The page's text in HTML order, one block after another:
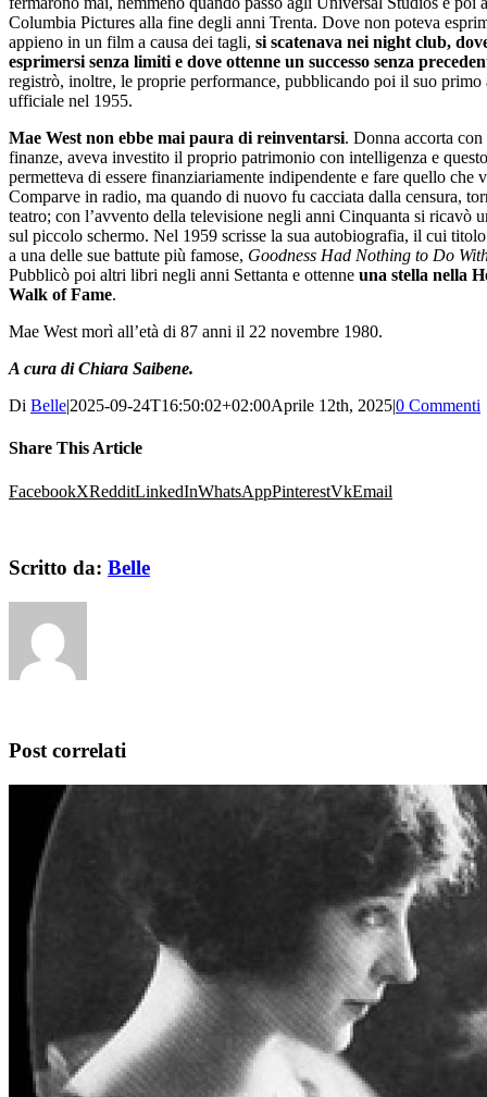
Columbia Pictures alla fine degli anni Trenta. Dove non poteva
appieno in un film a causa dei tagli, si scatenava nei night club,
esprimersi senza limiti e dove ottenne un successo senza
registrò, inoltre, le proprie performance, pubblicando poi il suo primo
ufficiale nel 1955.
Mae West non ebbe mai paura di reinventarsi. Donna accorta
finanze, aveva investito il proprio patrimonio con intelligenza e
permetteva di essere finanziariamente indipendente e fare quello che
Comparve in radio, ma quando di nuovo fu cacciata dalla censura,
teatro; con l’avvento della televisione negli anni Cinquanta si ricavò
sul piccolo schermo. Nel 1959 scrisse la sua autobiografia, il cui
a una delle sue battute più famose, Goodness Had Nothing to Do
Pubblicò poi altri libri negli anni Settanta e ottenne una stella nella
Walk of Fame.
Mae West morì all’età di 87 anni il 22 novembre 1980.
A cura di Chiara Saibene.
Di Belle|2025-09-24T16:50:02+02:00Aprile 12th, 2025|0 Commenti
Share This Article
FacebookXRedditLinkedInWhatsAppPinterestVkEmail
Scritto da: Belle
Post correlati